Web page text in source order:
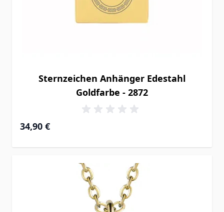
Sternzeichen Anhänger Edestahl
Goldfarbe - 2872
34,90 €